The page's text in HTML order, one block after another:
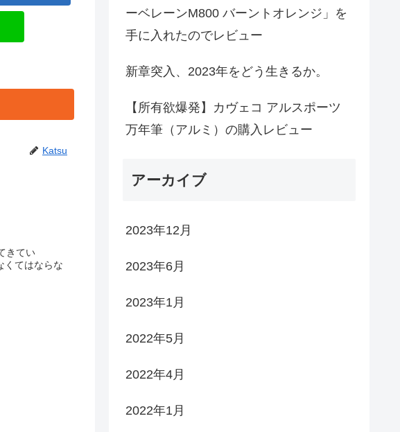
Katsu
きてい
くてはならな
ーベレーンM800 バーントオレンジ」を
手に入れたのでレビュー
新章突入、2023年をどう生きるか。
【所有欲爆発】カヴェコ アルスポーツ
万年筆（アルミ）の購入レビュー
アーカイブ
2023年12月
2023年6月
2023年1月
2022年5月
2022年4月
2022年1月